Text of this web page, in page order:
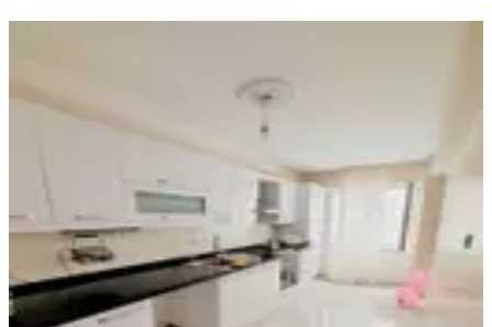
Kiralık 85m2 Yüksek Giriş Katı
95 m² 08.08.2026
32.000 ₺
Familya Emlak Gayrimenkul